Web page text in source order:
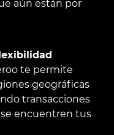
aún están por
te permite
geográficas
transacciones
encuentren tus